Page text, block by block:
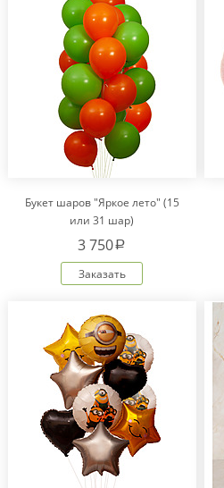
Букет шаров "Яркое лето" (15
или 31 шар)
3 750a
Заказать